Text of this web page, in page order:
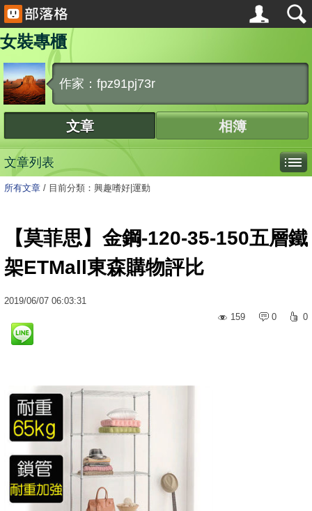
女裝專櫃
作家：fpz91pj73r
文章 相簿
文章列表
所有文章 / 目前分類：興趣嗜好|運動
【莫菲思】金鋼-120-35-150五層鐵
架ETMall東森購物評比
2019/06/07 06:03:31
159
0 0